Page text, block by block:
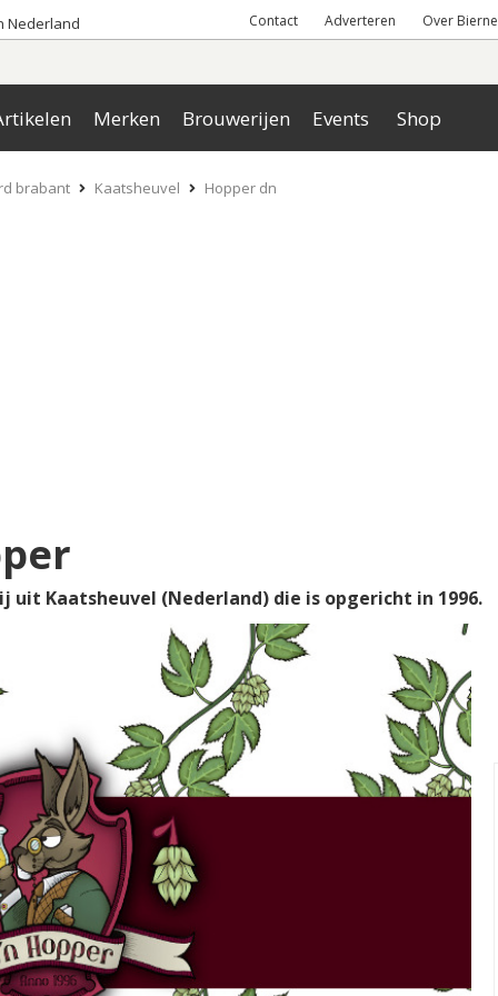
Nederland Contact Adverteren Over
Merken Brouwerijen Events Shop
brabant Kaatsheuvel Hopper dn
Kaatsheuvel (Nederland) die is opgericht in 1996.